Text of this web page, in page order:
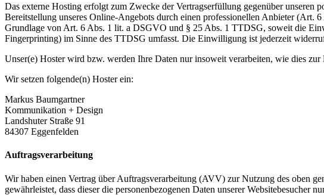
Das externe Hosting erfolgt zum Zwecke der Vertragserfüllung gegenüber
Bereitstellung unseres Online-Angebots durch einen professionellen Anbieter
Grundlage von Art. 6 Abs. 1 lit. a DSGVO und § 25 Abs. 1 TTDSG, soweit die
Fingerprinting) im Sinne des TTDSG umfasst. Die Einwilligung ist jederzeit
Unser(e) Hoster wird bzw. werden Ihre Daten nur insoweit verarbeiten, wie dies
Wir setzen folgende(n) Hoster ein:
Markus Baumgartner
Kommunikation + Design
Landshuter Straße 91
84307 Eggenfelden
Auftragsverarbeitung
Wir haben einen Vertrag über Auftragsverarbeitung (AVV) zur Nutzung des oben
gewährleistet, dass dieser die personenbezogenen Daten unserer Websitebesucher